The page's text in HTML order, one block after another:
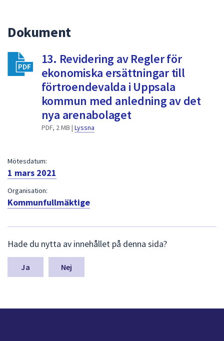
att
välja
något
av
dem.
Dokument
13. Revidering av Regler för
ekonomiska ersättningar till
förtroendevalda i Uppsala
kommun med anledning av det
nya arenabolaget
PDF, 2 MB | Lyssna
Mötesdatum:
1 mars 2021
Organisation:
Kommunfullmäktige
ä
m
a
n
Hade du nytta av innehållet på denna sida?
Nej